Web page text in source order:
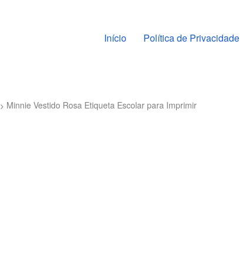
Pular para o conteúdo
Início Política de Privacidade
Minnie Vestido Rosa Etiqueta Escolar para Imprimir